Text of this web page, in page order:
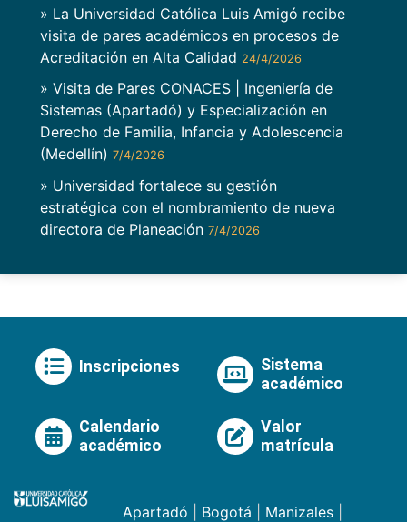
» La Universidad Católica Luis Amigó recibe
visita de pares académicos en procesos de
Acreditación en Alta Calidad 24/4/2026
» Visita de Pares CONACES | Ingeniería de
Sistemas (Apartadó) y Especialización en
Derecho de Familia, Infancia y Adolescencia
(Medellín) 7/4/2026
» Universidad fortalece su gestión
estratégica con el nombramiento de nueva
directora de Planeación 7/4/2026
Inscripciones
Sistema
académico
Calendario
académico
Valor
matrícula
Apartadó Bogotá Manizales